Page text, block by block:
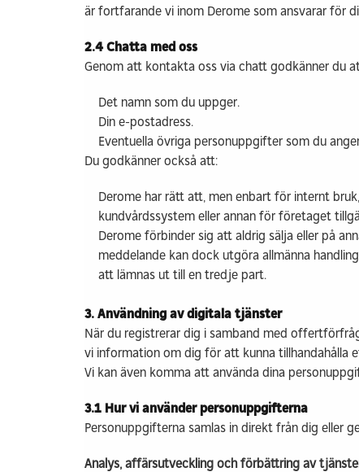
är fortfarande vi inom Derome som ansvarar för
2.4 Chatta med oss
Genom att kontakta oss via chatt godkänner du
Det namn som du uppger.
Din e-postadress.
Eventuella övriga personuppgifter som du
Du godkänner också att:
Derome har rätt att, men enbart för internt
kundvårdssystem eller annan för företaget
Derome förbinder sig att aldrig sälja eller på
meddelande kan dock utgöra allmänna
att lämnas ut till en tredje part.
3. Användning av digitala tjänster
När du registrerar dig i samband med
vi information om dig för att kunna tillhandahålla
Vi kan även komma att använda dina
3.1 Hur vi använder personuppgifterna
Personuppgifterna samlas in direkt från dig eller
Analys, affärsutveckling och förbättring av